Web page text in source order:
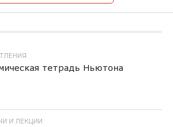
тетрадь Ньютона
И ЛЕКЦИИ